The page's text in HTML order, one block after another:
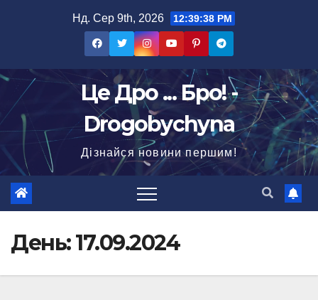
Нд. Сер 9th, 2026 12:39:40 PM
Це Дро ... Бро! -
Drogobychyna
Дізнайся новини першим!
День:17.09.2024